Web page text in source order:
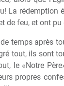
La
de feu, et ont
temps après
tout, ils sont
le «Notre Pè
propres